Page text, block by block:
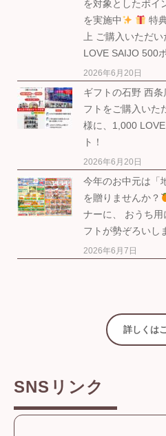
を対象としたポイ
を実施中
特
上 ご購入いただい
LOVE SAIJO 500
2026年6月20日
ギフトの石野 西
フトをご購入いた
様に、1,000
ト！
2026年6月20日
今年のお中元は「
を贈りませんか？
ナーに、 おうち
フトが勢ぞろいし
2026年6月7日
詳しくは
SNSリンク